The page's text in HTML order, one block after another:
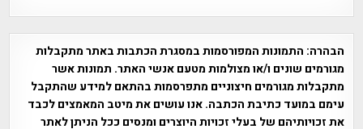
הבהרה: התמונות המפורסמות במסגרת הכתבות באתר מתקבלות
מגורמים שונים ו/או מצולמות מטעם אנשי האתר. תמונות אשר
מתקבלות מגורמים חיצוניים מתפרסמות בהתאם למידע שהתקבל
עימם במועד כתיבת הכתבה. אנו עושים את מיטב המאמצים לכבד
את זכויותיהם של בעלי זכויות היוצרים ומנסים ככל הניתן לאתר